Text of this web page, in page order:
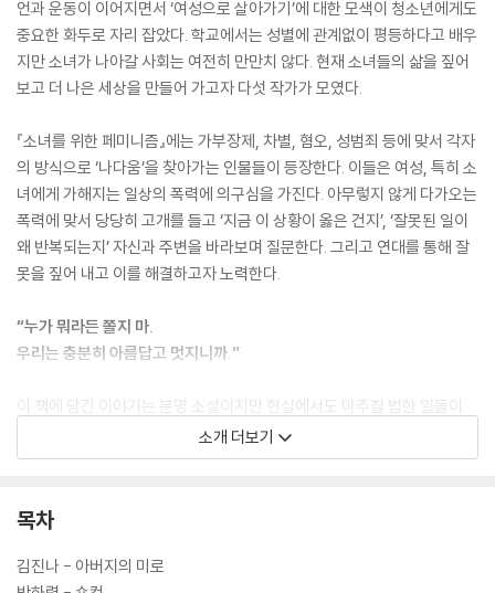
언과 운동이 이어지면서 ‘여성으로 살아가기’에 대한 모색이 청소년에게도
중요한 화두로 자리 잡았다. 학교에서는 성별에 관계없이 평등하다고 배우
지만 소녀가 나아갈 사회는 여전히 만만치 않다. 현재 소녀들의 삶을 짚어
보고 더 나은 세상을 만들어 가고자 다섯 작가가 모였다.
『소녀를 위한 페미니즘』에는 가부장제, 차별, 혐오, 성범죄 등에 맞서 각자
의 방식으로 ‘나다움’을 찾아가는 인물들이 등장한다. 이들은 여성, 특히 소
녀에게 가해지는 일상의 폭력에 의구심을 가진다. 아무렇지 않게 다가오는
폭력에 맞서 당당히 고개를 들고 ‘지금 이 상황이 옳은 건지’, ‘잘못된 일이
왜 반복되는지’ 자신과 주변을 바라보며 질문한다. 그리고 연대를 통해 잘
못을 짚어 내고 이를 해결하고자 노력한다.
“누가 뭐라든 쫄지 마.
우리는 충분히 아름답고 멋지니까.”
이 책에 담긴 이야기는 분명 소설이지만 현실에서도 마주칠 법한 일들이
다. 누구에게 책임을 묻고, 어디에 화를 내야하는지조차 불분명한 사건들
이 소설/현실 속 소녀의 일상에서 벌어지는 탓이다. 소녀는 폭력에 괴로워
지 않는다.
얼마 전까지만 해도 소녀를 둘러싸고 벌어지는 일은 사소한 것으로 치부되
소개 더보기
목차
김진나 - 아버지의 미로